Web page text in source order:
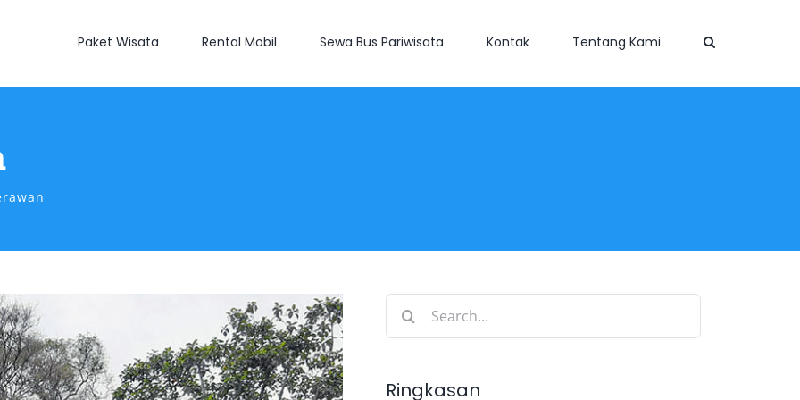
Paket Wisata Rental Mobil Sewa Bus Pariwisata Kontak Tentang Kami
Search
Ringkasan